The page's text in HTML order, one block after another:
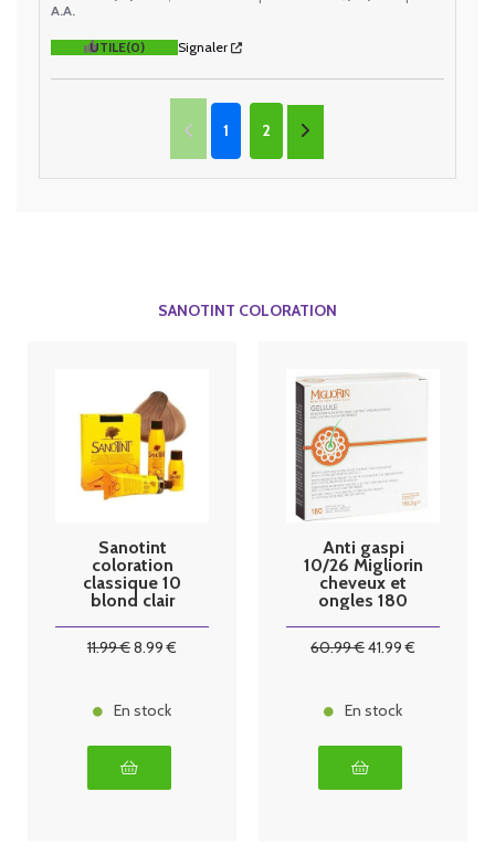
A.A.
UTILE(0) Signaler
1 2
SANOTINT COLORATION
Sanotint
coloration
classique 10
blond clair
11.99€8.99 €
En stock
Anti gaspi
10/26 Migliorin
cheveux et
ongles 180
60.99€41.99 €
En stock